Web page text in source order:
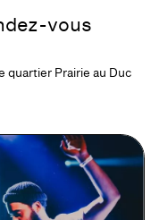
vous
quartier Prairie au Duc